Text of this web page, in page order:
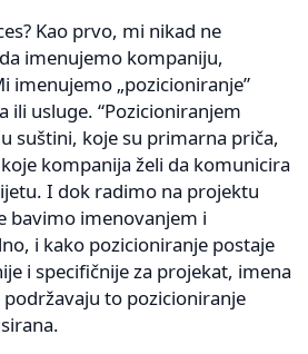
Kao prvo, mi nikad ne
imenujemo kompaniju,
imenujemo „pozicioniranje”
ili usluge. “Pozicioniranjem
suštini, koje su primarna priča,
kompanija želi da komunicira
I dok radimo na projektu
bavimo imenovanjem i
i kako pozicioniranje postaje
i specifičnije za projekat, imena
to pozicioniranje